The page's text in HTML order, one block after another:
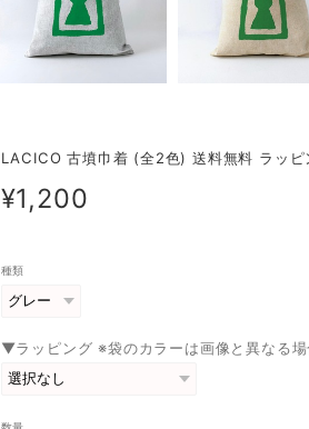
LACICO 古墳巾着 (全2色) 送料無料 ラッピ
¥1,200
種類
▼ラッピング ※袋のカラーは画像と異なる場